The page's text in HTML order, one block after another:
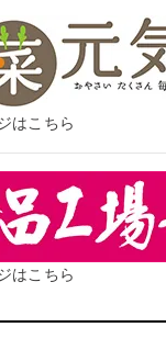
はこちら
はこちら